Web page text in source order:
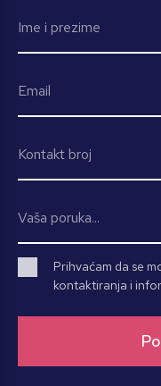
Prihvaćam da se
kontaktiranja i